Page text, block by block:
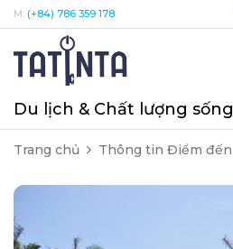
M: (+84) 786 359 178
Du lịch & Chất lượng sống
Trang chủ Thông tin Điểm đến